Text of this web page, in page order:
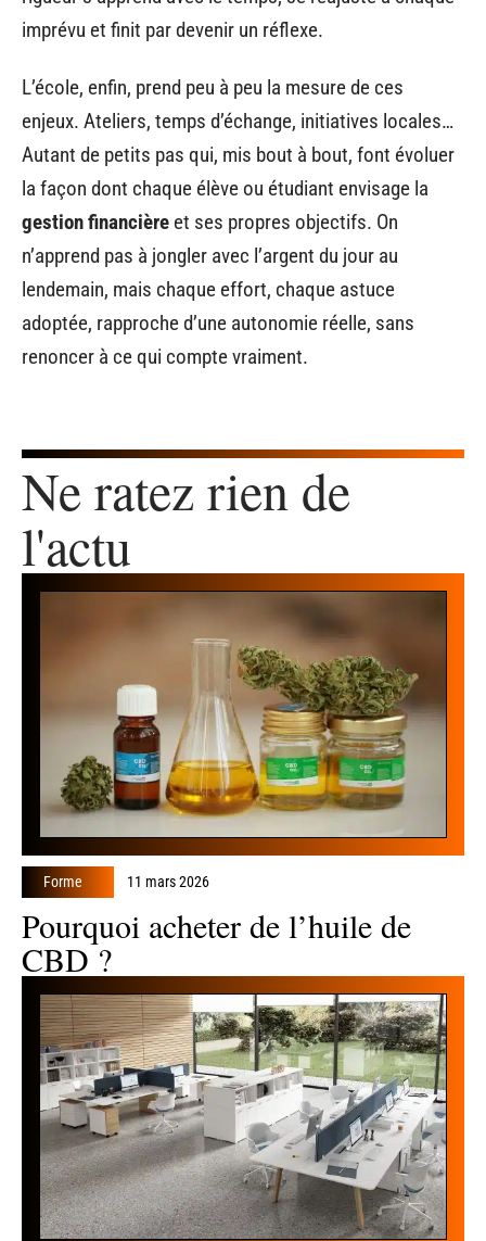
imprévu et finit par devenir un réflexe.
L’école, enfin, prend peu à peu la mesure de ces
enjeux. Ateliers, temps d’échange, initiatives locales…
Autant de petits pas qui, mis bout à bout, font évoluer
la façon dont chaque élève ou étudiant envisage la
gestion financière et ses propres objectifs. On
n’apprend pas à jongler avec l’argent du jour au
lendemain, mais chaque effort, chaque astuce
adoptée, rapproche d’une autonomie réelle, sans
renoncer à ce qui compte vraiment.
Ne ratez rien de
l'actu
Forme 11 mars 2026
Pourquoi acheter de l’huile de
CBD ?